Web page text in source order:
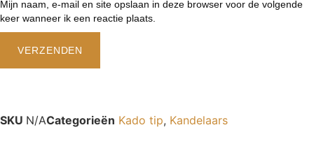
Mijn naam, e-mail en site opslaan in deze browser voor de volgende
keer wanneer ik een reactie plaats.
SKU N/ACategorieën Kado tip, Kandelaars